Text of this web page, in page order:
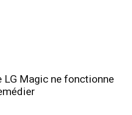
LG Magic ne fonctionne